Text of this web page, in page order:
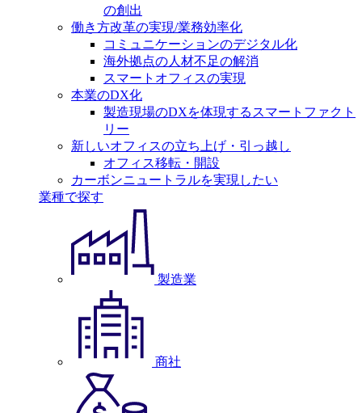
の創出
働き方改革の実現/業務効率化
コミュニケーションのデジタル化
海外拠点の人材不足の解消
スマートオフィスの実現
本業のDX化
製造現場のDXを体現するスマートファクト
リー
新しいオフィスの立ち上げ・引っ越し
オフィス移転・開設
カーボンニュートラルを実現したい
業種で探す
製造業
商社